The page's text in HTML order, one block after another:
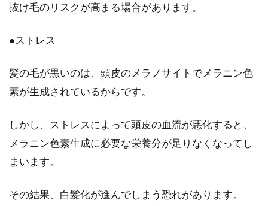
髪の毛を引っ張ると気持ち良いとはよく聞きま
す。確かに髪の毛を軽く引っ張ると、痛気持ち
良く感じます...
必見！汗で前髪がベタベタになって
「ジワジワと汗が出てきて前髪がくっつき、い
抜け毛のリスクが高まる場合があります。
●ストレス
髪の毛が黒いのは、頭皮のメラノサイトでメラニン色
素が生成されているからです。
しかし、ストレスによって頭皮の血流が悪化すると、
メラニン色素生成に必要な栄養分が足りなくなってし
まいます。
その結果、白髪化が進んでしまう恐れがあります。